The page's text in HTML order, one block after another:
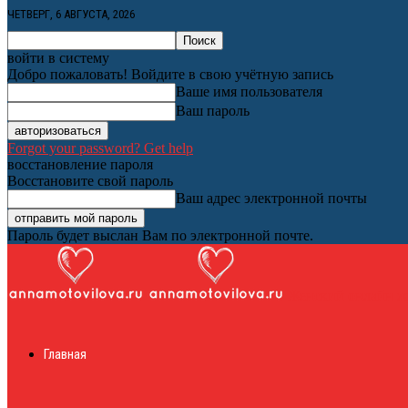
ЧЕТВЕРГ, 6 АВГУСТА, 2026
войти в систему
Добро пожаловать! Войдите в свою учётную запись
Ваше имя пользователя
Ваш пароль
Forgot your password? Get help
восстановление пароля
Восстановите свой пароль
Ваш адрес электронной почты
Пароль будет выслан Вам по электронной почте.
Главная